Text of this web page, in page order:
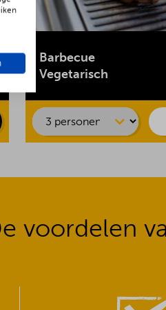
Barbecue
Vegetarisch
Vegaburger
Groentespies
Portobello
voordelen